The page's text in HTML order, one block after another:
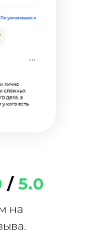
/ 5.0
на